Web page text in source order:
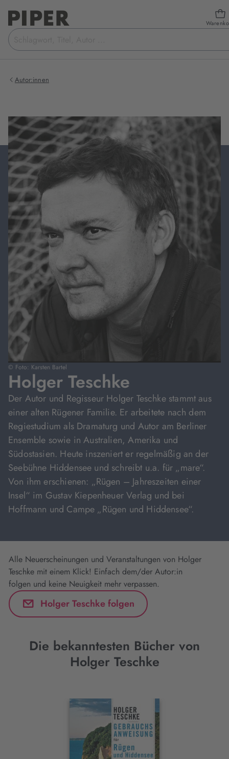
Suchbegriff
eingeben
Autor:innen
© Foto: Karsten Bartel
Holger Teschke
Der Autor und Regisseur Holger Teschke stammt aus
einer alten Rügener Familie. Er arbeitete nach dem
Regiestudium als Dramaturg und Autor am Berliner
Ensemble sowie in Australien, Amerika und
Südostasien. Heute inszeniert er regelmäßig an der
Seebühne Hiddensee und schreibt u.a. für „mare“.
Von ihm erschienen: „Rügen – Jahreszeiten einer
Insel“ im Gustav Kiepenheuer Verlag und bei
Hoffmann und Campe „Rügen und Hiddensee“.
Alle Neuerscheinungen und Veranstaltungen von Holger
Teschke mit einem Klick! Einfach dem/der Autor:in
folgen und keine Neuigkeit mehr verpassen.
Holger Teschke folgen
Die bekanntesten Bücher von
Holger Teschke
Interaktives